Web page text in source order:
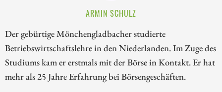
ARMIN SCHULZ
Der gebürtige Mönchengladbacher studierte
Betriebswirtschaftslehre in den Niederlanden. Im Zuge des
Studiums kam er erstmals mit der Börse in Kontakt. Er hat
mehr als 25 Jahre Erfahrung bei Börsengeschäften.